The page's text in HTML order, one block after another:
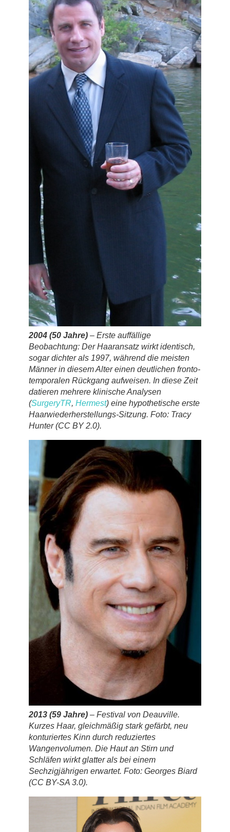
2004 (50 Jahre) – Erste auffällige
Beobachtung: Der Haaransatz wirktidentisch,
sogar dichter als 1997, während die meisten
Männer in diesem Alter einen deutlichen fronto-
temporalen Rückgang aufweisen. In diese Zeit
datieren mehrere klinische Analysen
(SurgeryTR, Hermest) eine hypothetische erste
Haarwiederherstellungs-Sitzung. Foto: Tracy
Hunter (CC BY 2.0).
2013 (59 Jahre) – Festival von Deauville.
Kurzes Haar, gleichmäßig stark gefärbt, neu
konturiertes Kinn durch reduziertes
Wangenvolumen. Die Haut an Stirn und
Schläfen wirkt glatter als bei einem
Sechzigjährigen erwartet. Foto: Georges Biard
(CC BY-SA 3.0).